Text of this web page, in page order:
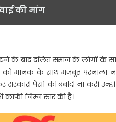
की मांग
के बाद दलित समाज के लोगों के
को मानक के साथ मजबूत परनाला
सरकारी पैसों की बर्बादी ना करें।
काफी निम्न स्तर की है।